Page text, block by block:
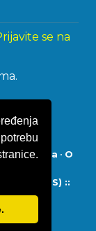
se na
korišćenja • O
(NOS) ::